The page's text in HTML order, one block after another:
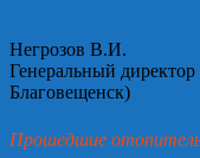
Негрозов В.И.
Генеральный
Благовещенск)
Прошедшие